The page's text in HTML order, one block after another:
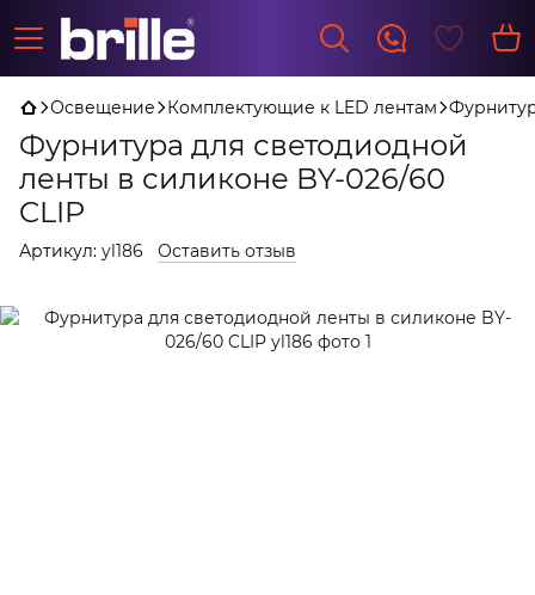
Освещение Комплектующие к LED лентам
Фурнитура для светодиодной
ленты в силиконе BY-026/60
CLIP
Артикул: yl186 Оставить отзыв